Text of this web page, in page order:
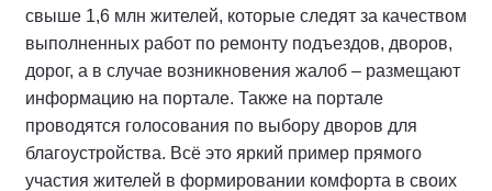
свыше 1,6 млн жителей, которые следят за качеством
выполненных работ по ремонту подъездов, дворов,
дорог, а в случае возникновения жалоб – размещают
информацию на портале. Также на портале
проводятся голосования по выбору дворов для
благоустройства. Всё это яркий пример прямого
участия жителей в формировании комфорта в своих